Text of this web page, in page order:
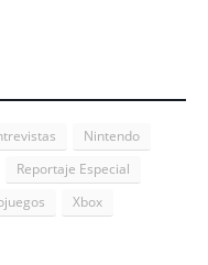
Nintendo
Reportaje Especial
Xbox